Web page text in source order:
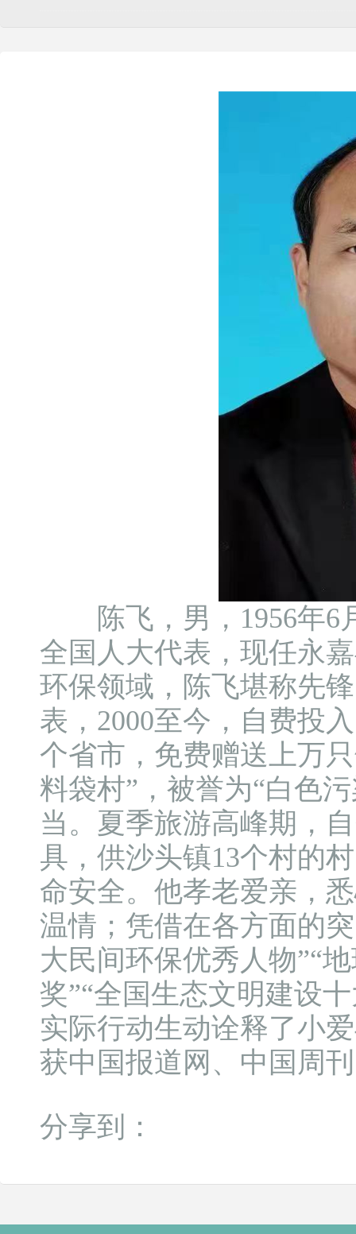
陈飞，男，1956年6
全国人大代表，现任永
环保领域，陈飞堪称先
表，2000至今，自费投
个省市，免费赠送上万
料袋村”，被誉为“白色
当。夏季旅游高峰期，
具，供沙头镇13个村的
命安全。他孝老爱亲，
温情；凭借在各方面的
大民间环保优秀人物”“
奖”“全国生态文明建设
实际行动生动诠释了小
获中国报道网、中国周
分享到：